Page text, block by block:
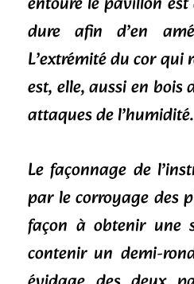
dure afin d’en
L’extrémité du cor qui
est, elle, aussi en
attaques de l’humidité.
Le façonnage de
par le corroyage des
façon à obtenir une
contenir un demi-